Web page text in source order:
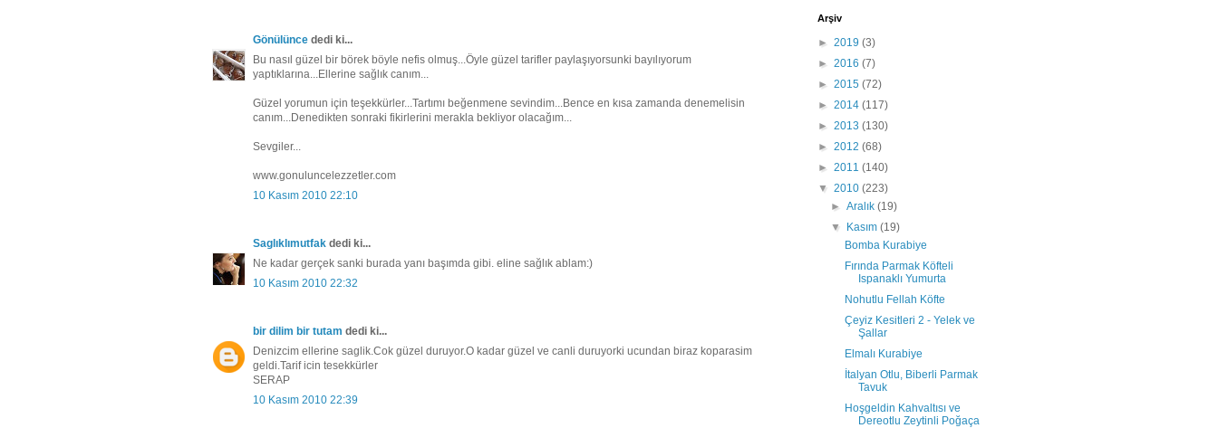
Gönülünce dedi ki...
Bu nasıl güzel bir börek böyle nefis olmuş...Öyle güzel tarifler paylaşıyorsunki bayılıyorum
yaptıklarına...Ellerine sağlık canım...
Güzel yorumun için teşekkürler...Tartımı beğenmene sevindim...Bence en kısa zamanda denemelisin
canım...Denedikten sonraki fikirlerini merakla bekliyor olacağım...
Sevgiler...
www.gonuluncelezzetler.com
10 Kasım 2010 22:10
Saglıklımutfak dedi ki...
Ne kadar gerçek sanki burada yanı başımda gibi. eline sağlık ablam:)
10 Kasım 2010 22:32
bir dilim bir tutam dedi ki...
Denizcim ellerine saglik.Cok güzel duruyor.O kadar güzel ve canli duruyorki ucundan biraz koparasim
geldi.Tarif icin tesekkürler
SERAP
10 Kasım 2010 22:39
Arşiv
► 2019 (3)
► 2016 (7)
► 2015 (72)
► 2014 (117)
► 2013 (130)
► 2012 (68)
► 2011 (140)
▼ 2010 (223)
►Aralık(19)
▼
Kasım(19)
Bomba Kurabiye
Fırında Parmak Köfteli
Ispanaklı Yumurta
Nohutlu Fellah Köfte
Çeyiz Kesitleri 2 - Yelek ve
Şallar
Elmalı Kurabiye
İtalyan Otlu, Biberli Parmak
Tavuk
Hoşgeldin Kahvaltısı ve
Dereotlu Zeytinli Poğaça